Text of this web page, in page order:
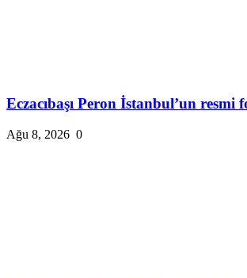
Eczacıbaşı Peron İstanbul’un resmi
Ağu 8, 2026 0